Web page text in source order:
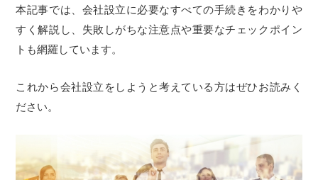
本記事では、会社設立に必要なすべての手続きをわかりや
すく解説し、失敗しがちな注意点や重要なチェックポイン
トも網羅しています。
これから会社設立をしようと考えている方はぜひお読みく
ださい。